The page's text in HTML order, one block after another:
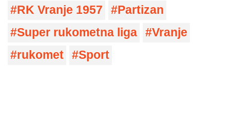
RK Vranje 1957
Partizan
Super rukometna liga
Vranje
rukomet
Sport